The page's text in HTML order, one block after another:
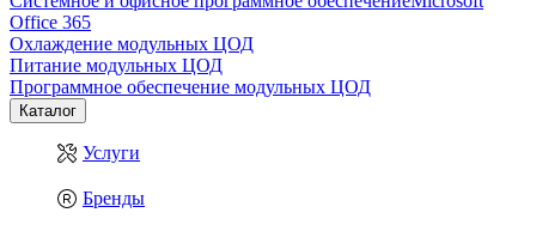
Office 365
Охлаждение модульных ЦОД
Питание модульных ЦОД
Программное обеспечение модульных ЦОД
Каталог
Услуги
Бренды